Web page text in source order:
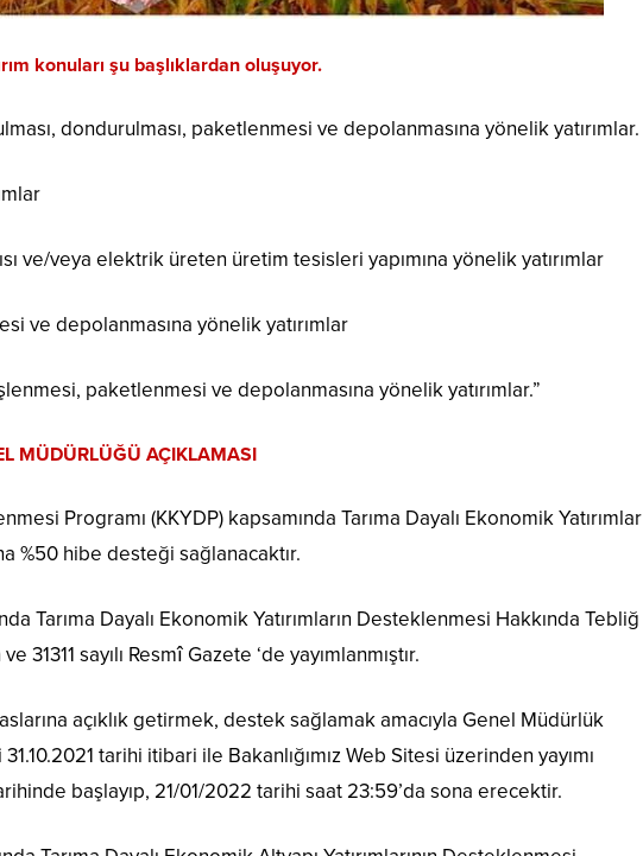
konuları şu başlıklardan oluşuyor.
dondurulması, paketlenmesi ve depolanmasına yönelik yatırımlar.
ve/veya elektrik üreten üretim tesisleri yapımına yönelik yatırımlar
ve depolanmasına yönelik yatırımlar
paketlenmesi ve depolanmasına yönelik yatırımlar.”
MÜDÜRLÜĞÜ AÇIKLAMASI
Programı (KKYDP) kapsamında Tarıma Dayalı Ekonomik Yatırımlar
%50 hibe desteği sağlanacaktır.
Tarıma Dayalı Ekonomik Yatırımların Desteklenmesi Hakkında Tebliğ
31311 sayılı Resmî Gazete ‘de yayımlanmıştır.
açıklık getirmek, destek sağlamak amacıyla Genel Müdürlük
tarihi itibari ile Bakanlığımız Web Sitesi üzerinden yayımı
başlayıp, 21/01/2022 tarihi saat 23:59’da sona erecektir.